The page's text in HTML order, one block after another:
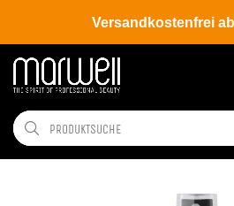
Versandkostenfrei
Shop Brands Belma Kosmetik